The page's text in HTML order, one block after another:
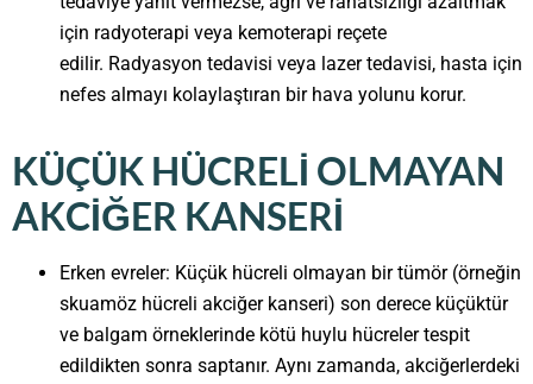
için radyoterapi veya kemoterapi reçete
edilir. Radyasyon tedavisi veya lazer tedavisi, hasta için
nefes almayı kolaylaştıran bir hava yolunu korur.
KÜÇÜK HÜCRELI OLMAYAN
AKCIĞER KANSERI
Erken evreler: Küçük hücreli olmayan bir tümör (örneğin
skuamöz hücreli akciğer kanseri) son derece küçüktür
ve balgam örneklerinde kötü huylu hücreler tespit
edildikten sonra saptanır. Aynı zamanda, akciğerlerdeki